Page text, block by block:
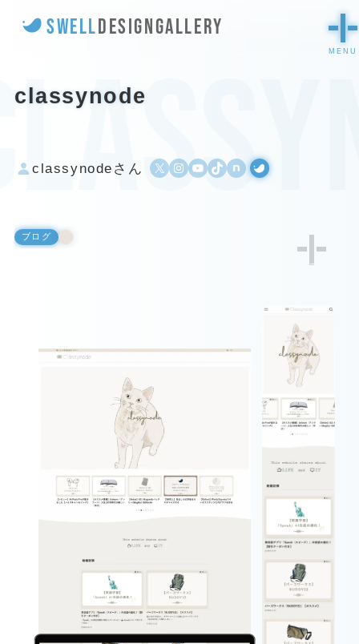
SWELLDESIGNGALLERY
classynode
classynodeさん X Instagram
YouTube
TikTok
500pxWordPress
ブログ
2